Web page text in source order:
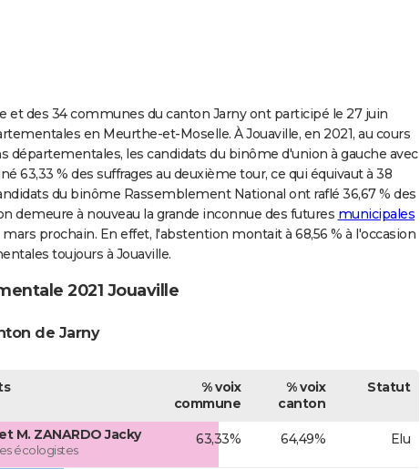
et des 34 communes du canton Jarny ont participé le 27 juin
en Meurthe-et-Moselle. À Jouaville, en 2021, au cours
départementales, les candidats du binôme d'union à gauche avec
63,33 % des suffrages au deuxième tour, ce qui équivaut à 38
du binôme Rassemblement National ont raflé 36,67 % des
demeure à nouveau la grande inconnue des futures municipales
prochain. En effet, l'abstention montait à 68,56 % à l'occasion
toujours à Jouaville.
2021 Jouaville
de Jarny
% voix
commune
% voix
canton
Statut
M. ZANARDO Jacky
écologistes
63,33% 64,49% Elu